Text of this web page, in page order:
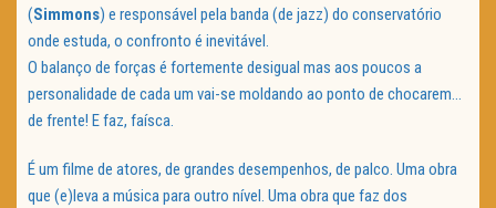
(Simmons) e responsável pela banda (de jazz) do conservatório
onde estuda, o confronto é inevitável.
O balanço de forças é fortemente desigual mas aos poucos a
personalidade de cada um vai-se moldando ao ponto de chocarem…
de frente! E faz, faísca.
É um filme de atores, de grandes desempenhos, de palco. Uma obra
que (e)leva a música para outro nível. Uma obra que faz dos